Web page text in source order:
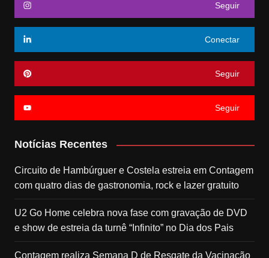
Seguir
Conectar
Seguir
Seguir
Notícias Recentes
Circuito de Hambúrguer e Costela estreia em Contagem
com quatro dias de gastronomia, rock e lazer gratuito
U2 Go Home celebra nova fase com gravação de DVD
e show de estreia da turnê “Infinito” no Dia dos Pais
Contagem realiza Semana D de Resgate da Vacinação